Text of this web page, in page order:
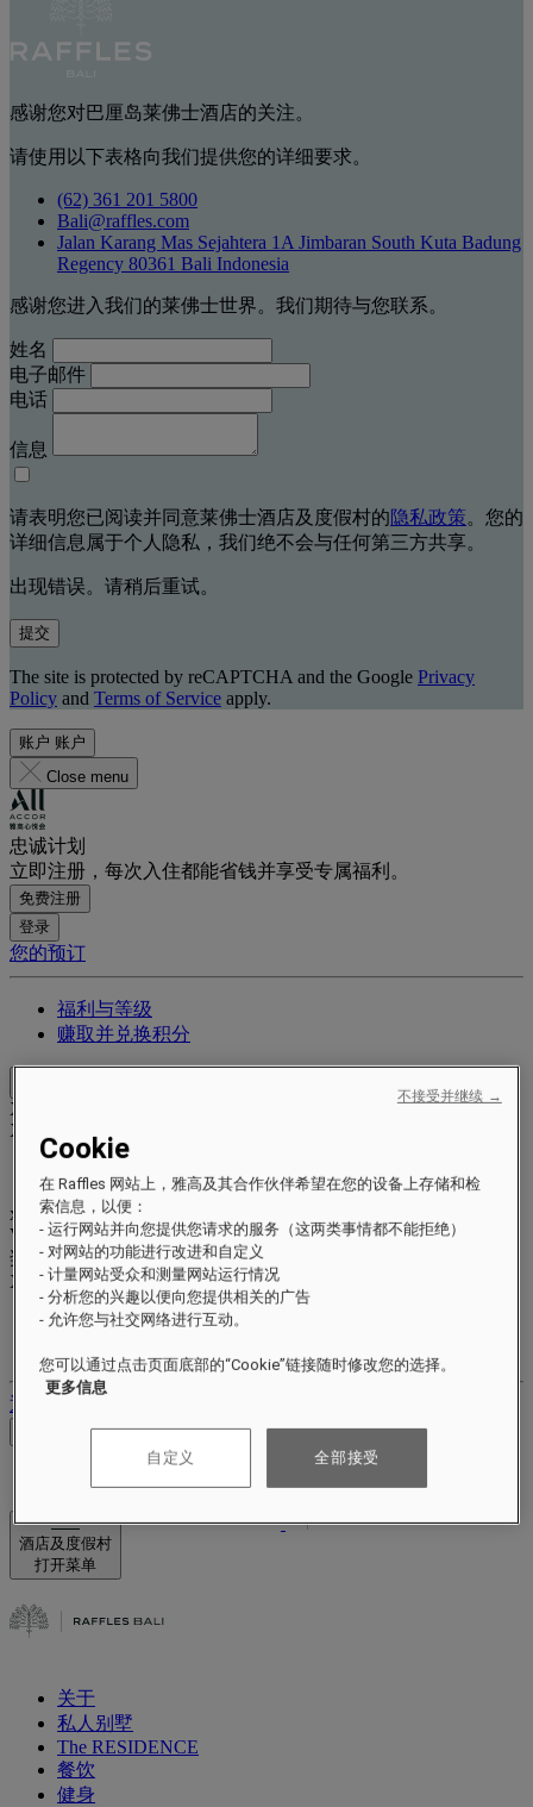
感谢您对巴厘岛莱佛士酒店的关注。
请使用以下表格向我们提供您的详细要求。
(62) 361 201 5800
Bali@raffles.com
Jalan Karang Mas Sejahtera 1A Jimbaran South Kuta Badung
Regency 80361 Bali Indonesia
感谢您进入我们的莱佛士世界。我们期待与您联系。
姓名
电子邮件
电话
信息
请表明您已阅读并同意莱佛士酒店及度假村的隐私政策。您的
详细信息属于个人隐私，我们绝不会与任何第三方共享。
出现错误。请稍后重试。
提交
The site is protected by reCAPTCHA and the Google Privacy
Policy and Terms of Service apply.
账户 账户
Close menu
忠诚计划
立即注册，每次入住都能省钱并享受专属福利。
免费注册
登录
您的预订
福利与等级
赚取并兑换积分
Xxxx Xxxxxxxxx
XXXXXX X XXXXXXXX X
xxxxxxxx
Valid untilxx/xx/xxxx
奖励积分
XXXpts
您的忠诚账户
退出
酒店及度假村
打开菜单
关于
私人别墅
The RESIDENCE
餐饮
健身
Cookie
在 Raffles 网站上，雅高及其合作伙伴希望在您的设备上存储和检
索信息，以便：
- 运行网站并向您提供您请求的服务（这两类事情都不能拒绝）
- 对网站的功能进行改进和自定义
- 计量网站受众和测量网站运行情况
- 分析您的兴趣以便向您提供相关的广告
- 允许您与社交网络进行互动。
您可以通过点击页面底部的“Cookie”链接随时修改您的选择。
更多信息
自定义 全部接受
不接受并继续 →